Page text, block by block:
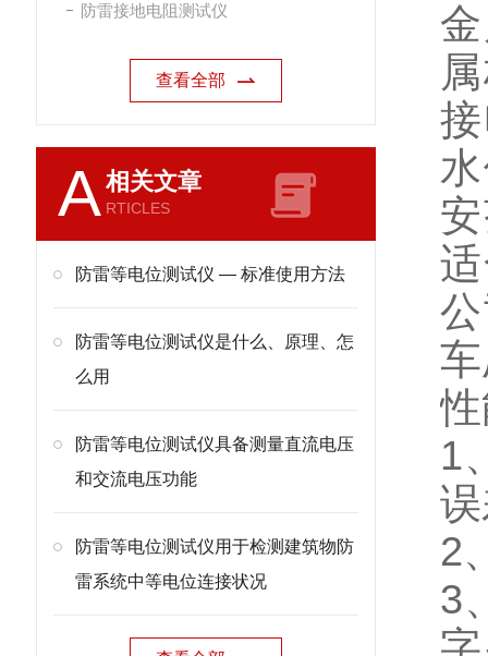
防雷接地电阻测试仪
查看全部
A相关文章
RTICLES
防雷等电位测试仪 — 标准使用方法
防雷等电位测试仪是什么、原理、怎
么用
防雷等电位测试仪具备测量直流电压
和交流电压功能
防雷等电位测试仪用于检测建筑物防
雷系统中等电位连接状况
1
2
3